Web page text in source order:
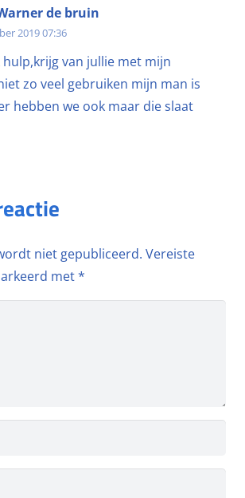
de bruin
2019 07:36
hulp,krijg van jullie met mijn
zo veel gebruiken mijn man is
hebben we ook maar die slaat
niet gepubliceerd. Vereiste
met*